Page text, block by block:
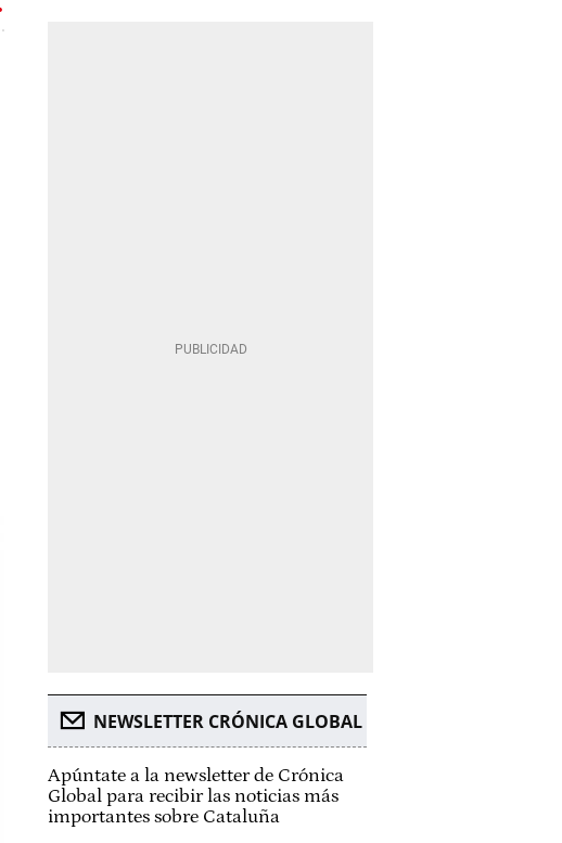
NEWSLETTER CRÓNICA GLOBAL
Apúntate a la newsletter de Crónica
Global para recibir las noticias más
importantes sobre Cataluña